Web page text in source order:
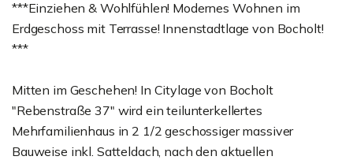
***Einziehen & Wohlfühlen! Modernes Wohnen im
Erdgeschoss mit Terrasse! Innenstadtlage von Bocholt!
***
Mitten im Geschehen! In Citylage von Bocholt
"Rebenstraße 37" wird ein teilunterkellertes
Mehrfamilienhaus in 2 1/2 geschossiger massiver
Bauweise inkl. Satteldach, nach den aktuellen